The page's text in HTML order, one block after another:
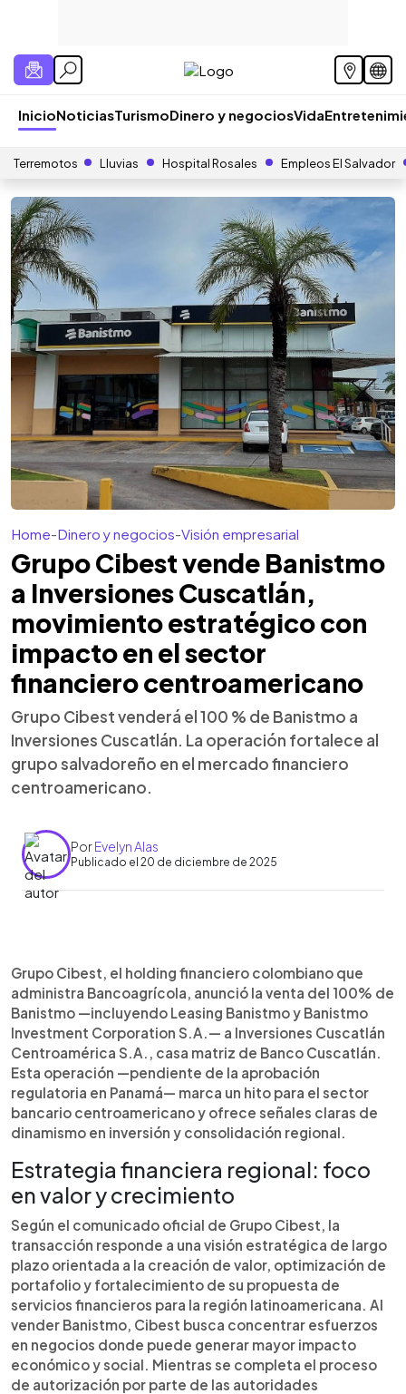
InicioNoticiasTurismoDinero y negociosVida
Terremotos Lluvias Hospital Rosales Empleos El Salvador
Home-Dinero y negocios-Visión empresarial
Grupo Cibest vende Banistmo
a Inversiones Cuscatlán,
movimiento estratégico con
impacto en el sector
financiero centroamericano
Grupo Cibest venderá el 100 % de Banistmo a
Inversiones Cuscatlán. La operación fortalece al
grupo salvadoreño en el mercado financiero
centroamericano.
PorEvelyn Alas
Publicado el 20 de diciembre de 2025
► Escuchar artículo
El holding financiero colombiano Grupo Cibest
anunció la venta total de Banistmo, incluido
Leasing Banistmo y Banistmo Investment
Corporation, a Inversiones Cuscatlán
Centroamérica, matriz de Banco Cuscatlán. Esta
operación estratégica —sujeta a aprobación
regulatoria— refuerza la presencia del grupo
salvadoreño en la región y consolida su apuesta
por la innovación financiera. Mientras tanto, Cibest
continuará operando en Panamá mediante
Bancolombia Panamá y Cibest Capital. Ambas
partes destacan los beneficios que esta
transición traerá para los clientes, y subrayan su
compromiso con el crecimiento económico y la
integración financiera en Centroamérica.
Grupo Cibest, el holding financiero colombiano que
administra Bancoagrícola, anunció la venta del 100% de
Banistmo —incluyendo Leasing Banistmo y Banistmo
Investment Corporation S.A.— a Inversiones Cuscatlán
Centroamérica S.A., casa matriz de Banco Cuscatlán.
Esta operación —pendiente de la aprobación
regulatoria en Panamá— marca un hito para el sector
bancario centroamericano y ofrece señales claras de
dinamismo en inversión y consolidación regional.
Estrategia financiera regional: foco
en valor y crecimiento
Según el comunicado oficial de Grupo Cibest, la
transacción responde a una visión estratégica de largo
plazo orientada a la creación de valor, optimización de
portafolio y fortalecimiento de su propuesta de
servicios financieros para la región latinoamericana. Al
vender Banistmo, Cibest busca concentrar esfuerzos
en negocios donde puede generar mayor impacto
económico y social. Mientras se completa el proceso
de autorización por parte de las autoridades